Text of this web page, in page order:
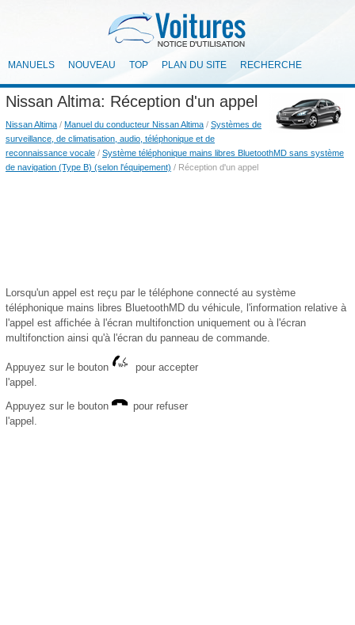
MANUELS NOUVEAU TOP PLAN DU SITE RECHERCHE
Nissan Altima: Réception d'un appel
Nissan Altima / Manuel du conducteur Nissan Altima / Systèmes de
surveillance, de climatisation, audio, téléphonique et de
reconnaissance vocale / Système téléphonique mains libres BluetoothMD sans système
de navigation (Type B) (selon l'équipement) / Réception d'un appel
Lorsqu'un appel est reçu par le téléphone connecté au système
téléphonique mains libres BluetoothMD du véhicule, l'information relative à
l'appel est affichée à l'écran multifonction uniquement ou à l'écran
multifonction ainsi qu'à l'écran du panneau de commande.
Appuyez sur le bouton
pour accepter
l'appel.
Appuyez sur le bouton
pour refuser
l'appel.